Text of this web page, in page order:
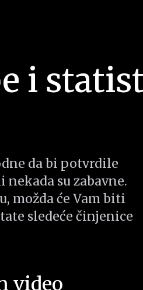
i
da bi potvrdile
nekada su zabavne.
možda će Vam biti
sledeće činjenice
video